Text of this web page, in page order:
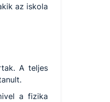
az iskola
A teljes
a fizika